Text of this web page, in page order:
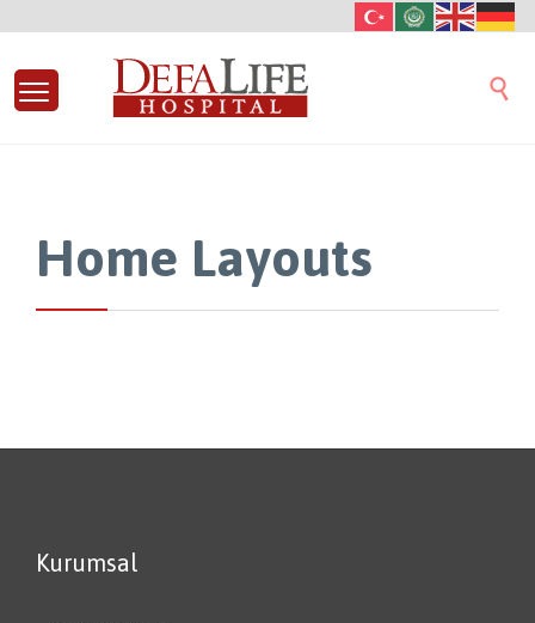

Home Layouts
Kurumsal